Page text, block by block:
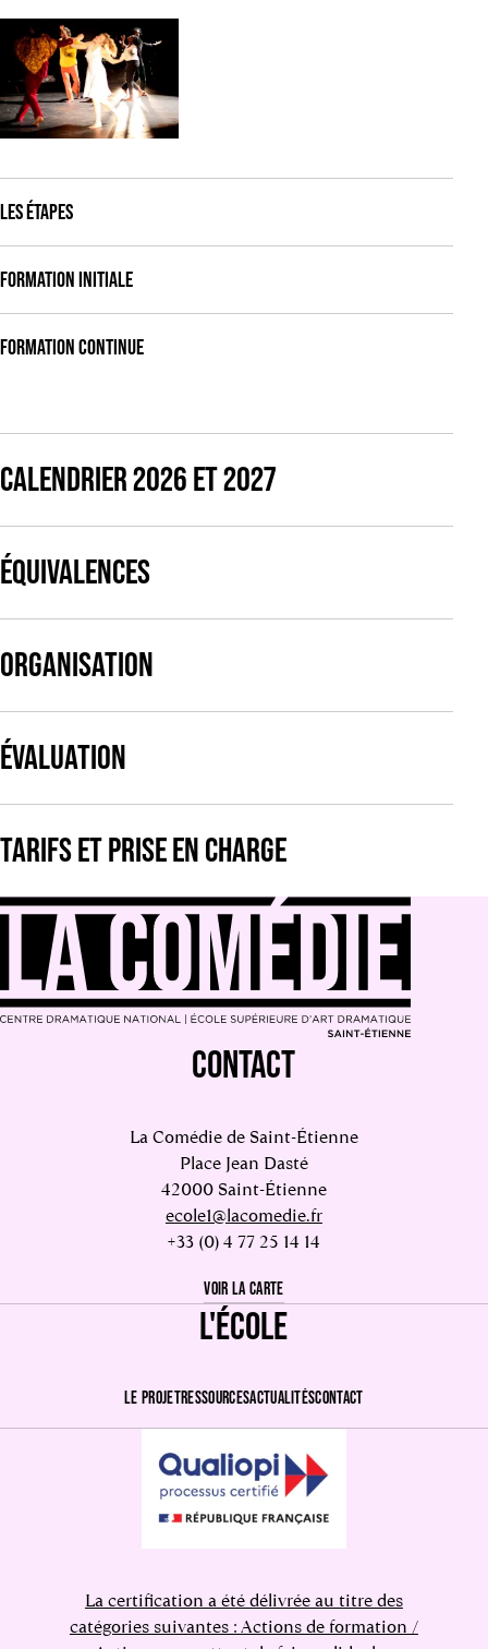
LES ÉTAPES
FORMATION INITIALE
FORMATION CONTINUE
CALENDRIER 2026 ET 2027
ÉQUIVALENCES
ORGANISATION
ÉVALUATION
TARIFS ET PRISE EN CHARGE
CONTACT
La Comédie de Saint-Étienne
Place Jean Dasté
42000 Saint-Étienne
ecole1@lacomedie.fr
+33 (0) 4 77 25 14 14
VOIR LA CARTE
L'ÉCOLE
LE PROJETRESSOURCESACTUALITÉSCONTACT
La certification a été délivrée au titre des
catégories suivantes : Actions de formation /